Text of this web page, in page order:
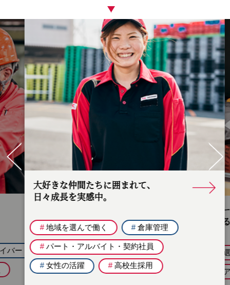
ー
大好きな仲間たちに囲まれて、
日々成長を実感中。
# 地域を選んで働く # 倉庫管理
# パート・アルバイト・契約社員
# 女性の活躍 # 高校生採用
ドライバー
安心できる
地域を選
キャリア
Pr
ev
io
Ne
xt